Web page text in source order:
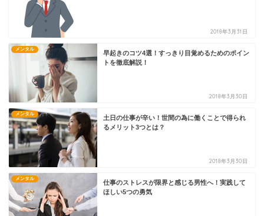
2018年3月31日
メンタル
早起きのコツ4選！すっきり目覚めるためのポイン
トを徹底解説！
2018年3月30日
メンタル
土日の仕事が辛い！世間の為に働くことで得られ
るメリット3つとは？
2018年3月30日
メンタル
仕事のストレスが限界と感じる男性へ！実践して
ほしい5つの勇気